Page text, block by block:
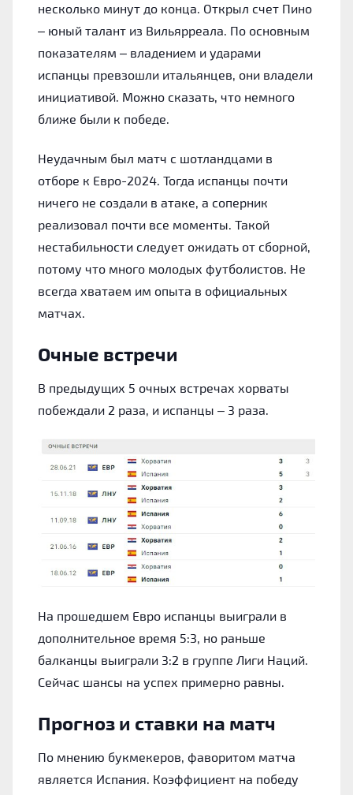
несколько минут до конца. Открыл счет Пино
– юный талант из Вильярреала. По основным
показателям – владением и ударами
испанцы превзошли итальянцев, они владели
инициативой. Можно сказать, что немного
ближе были к победе.
Неудачным был матч с шотландцами в
отборе к Евро-2024. Тогда испанцы почти
ничего не создали в атаке, а соперник
реализовал почти все моменты. Такой
нестабильности следует ожидать от сборной,
потому что много молодых футболистов. Не
всегда хватаем им опыта в официальных
матчах.
Очные встречи
В предыдущих 5 очных встречах хорваты
побеждали 2 раза, и испанцы – 3 раза.
На прошедшем Евро испанцы выиграли в
дополнительное время 5:3, но раньше
балканцы выиграли 3:2 в группе Лиги Наций.
Сейчас шансы на успех примерно равны.
Прогноз и ставки на матч
По мнению букмекеров, фаворитом матча
является Испания. Коэффициент на победу